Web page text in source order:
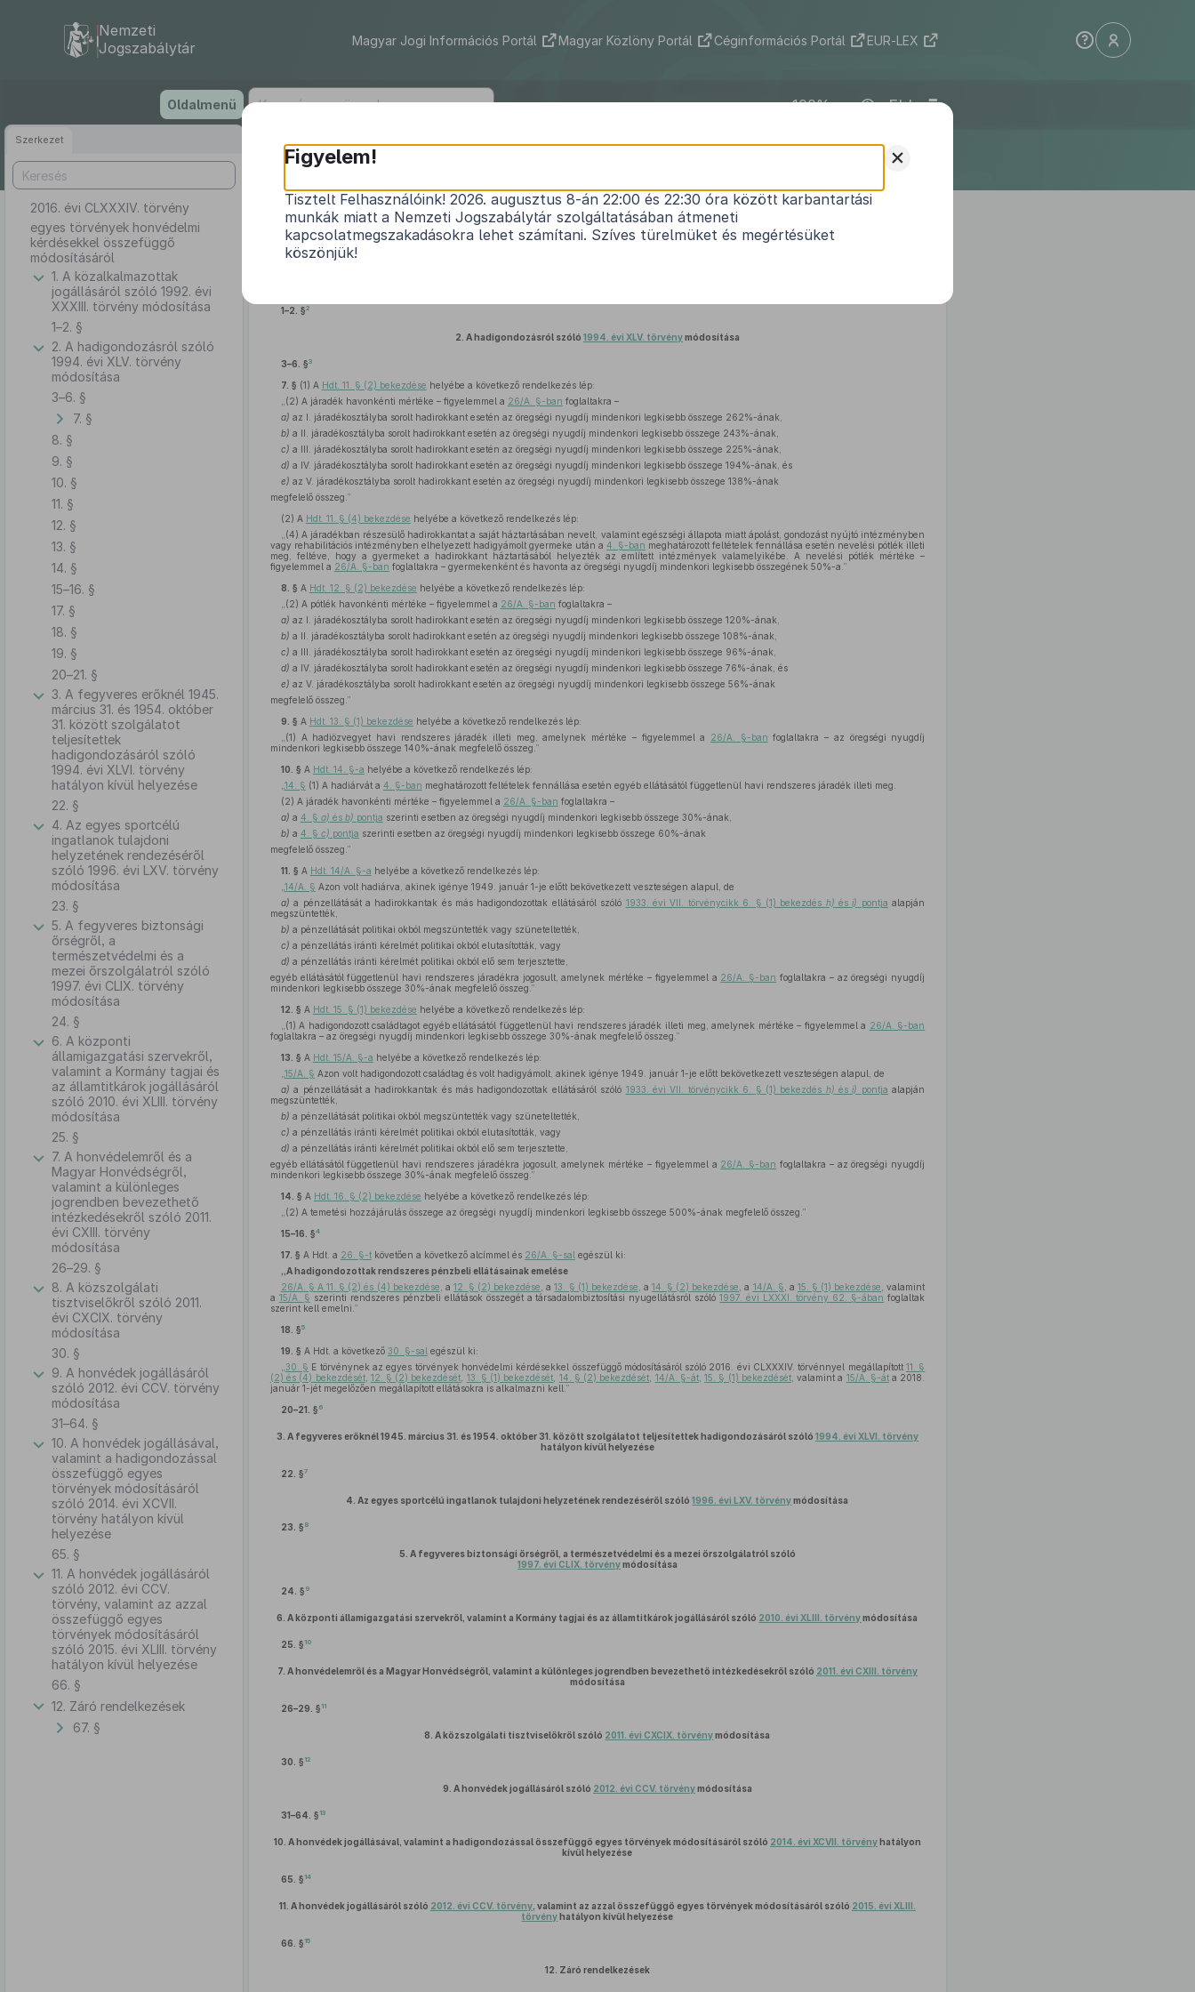
tartalomra
Nemzeti
Jogszabálytár
Magyar Jogi Információs Portál Magyar Közlöny Portál Céginformációs Portál EUR-LEX
Oldalmenü ELI
Szerkezet
2016. évi CLXXXIV. törvény
egyes törvények honvédelmi
kérdésekkel összefüggő
módosításáról
1. A közalkalmazottak
jogállásáról szóló 1992. évi
XXXIII. törvény módosítása
1–2. §
2. A hadigondozásról szóló
1994. évi XLV. törvény
módosítása
3–6. §
7. §
8. §
9. §
10. §
11. §
12. §
13. §
14. §
15–16. §
17. §
18. §
19. §
20–21. §
3. A fegyveres erőknél 1945.
március 31. és 1954. október
31. között szolgálatot
teljesítettek
hadigondozásáról szóló
1994. évi XLVI. törvény
hatályon kívül helyezése
22. §
4. Az egyes sportcélú
ingatlanok tulajdoni
helyzetének rendezéséről
szóló 1996. évi LXV. törvény
módosítása
23. §
5. A fegyveres biztonsági
őrségről, a
természetvédelmi és a
mezei őrszolgálatról szóló
1997. évi CLIX. törvény
módosítása
24. §
6. A központi
államigazgatási szervekről,
valamint a Kormány tagjai és
az államtitkárok jogállásáról
szóló 2010. évi XLIII. törvény
módosítása
25. §
7. A honvédelemről és a
Magyar Honvédségről,
valamint a különleges
jogrendben bevezethető
intézkedésekről szóló 2011.
évi CXIII. törvény
módosítása
26–29. §
8. A közszolgálati
tisztviselőkről szóló 2011.
évi CXCIX. törvény
módosítása
30. §
9. A honvédek jogállásáról
szóló 2012. évi CCV. törvény
módosítása
31–64. §
10. A honvédek jogállásával,
valamint a hadigondozással
összefüggő egyes
törvények módosításáról
szóló 2014. évi XCVII.
törvény hatályon kívül
helyezése
65. §
11. A honvédek jogállásáról
szóló 2012. évi CCV.
törvény, valamint az azzal
összefüggő egyes
törvények módosításáról
szóló 2015. évi XLIII. törvény
hatályon kívül helyezése
66. §
12. Záró rendelkezések
67. §
2016. évi CLXXXIV. törvény
egyes törvények honvédelmi kérdésekkel összefüggő módosításáról1
Hatályos: 2018. 01. 01. – 2018. 01. 01.
1–2. §2
2. A hadigondozásról szóló 1994. évi XLV. törvénymódosítása
3–6. §3
7. § (1) A Hdt. 11. § (2) bekezdése helyébe a következő rendelkezés lép:
„(2) A járadék havonkénti mértéke – figyelemmel a 26/A. §-ban foglaltakra –
a) az I. járadékosztályba sorolt hadirokkant esetén az öregségi nyugdíj mindenkori legkisebb összege 262%-ának,
b) a II. járadékosztályba sorolt hadirokkant esetén az öregségi nyugdíj mindenkori legkisebb összege 243%-ának,
c) a III. járadékosztályba sorolt hadirokkant esetén az öregségi nyugdíj mindenkori legkisebb összege 225%-ának,
d) a IV. járadékosztályba sorolt hadirokkant esetén az öregségi nyugdíj mindenkori legkisebb összege 194%-ának, és
e) az V. járadékosztályba sorolt hadirokkant esetén az öregségi nyugdíj mindenkori legkisebb összege 138%-ának
megfelelő összeg.”
(2) A Hdt. 11. § (4) bekezdése helyébe a következő rendelkezés lép:
„(4) A járadékban részesülő hadirokkantat a saját háztartásában nevelt, valamint egészségi állapota miatt ápolást, gondozást nyújtó intézményben
vagy rehabilitációs intézményben elhelyezett hadigyámolt gyermeke után a 4. §-ban meghatározott feltételek fennállása esetén nevelési pótlék illeti
meg, feltéve, hogy a gyermeket a hadirokkant háztartásából helyezték az említett intézmények valamelyikébe. A nevelési pótlék mértéke –
figyelemmel a 26/A. §-ban foglaltakra – gyermekenként és havonta az öregségi nyugdíj mindenkori legkisebb összegének 50%-a.”
8. § A Hdt. 12. § (2) bekezdése helyébe a következő rendelkezés lép:
„(2) A pótlék havonkénti mértéke – figyelemmel a 26/A. §-ban foglaltakra –
a) az I. járadékosztályba sorolt hadirokkant esetén az öregségi nyugdíj mindenkori legkisebb összege 120%-ának,
b) a II. járadékosztályba sorolt hadirokkant esetén az öregségi nyugdíj mindenkori legkisebb összege 108%-ának,
c) a III. járadékosztályba sorolt hadirokkant esetén az öregségi nyugdíj mindenkori legkisebb összege 96%-ának,
d) a IV. járadékosztályba sorolt hadirokkant esetén az öregségi nyugdíj mindenkori legkisebb összege 76%-ának, és
e) az V. járadékosztályba sorolt hadirokkant esetén az öregségi nyugdíj mindenkori legkisebb összege 56%-ának
megfelelő összeg.”
9. § A Hdt. 13. § (1) bekezdése helyébe a következő rendelkezés lép:
„(1) A hadiözvegyet havi rendszeres járadék illeti meg, amelynek mértéke – figyelemmel a 26/A. §-ban foglaltakra – az öregségi nyugdíj
mindenkori legkisebb összege 140%-ának megfelelő összeg.”
10. § A Hdt. 14. §-a helyébe a következő rendelkezés lép:
14. § (1) A hadiárvát a 4. §-ban meghatározott feltételek fennállása esetén egyéb ellátásától függetlenül havi rendszeres járadék illeti meg.
(2) A járadék havonkénti mértéke – figyelemmel a 26/A. §-ban foglaltakra –
a) a 4. § a) és b) pontja szerinti esetben az öregségi nyugdíj mindenkori legkisebb összege 30%-ának,
b) a 4. § c) pontja szerinti esetben az öregségi nyugdíj mindenkori legkisebb összege 60%-ának
megfelelő összeg.”
11. § A Hdt. 14/A. §-a helyébe a következő rendelkezés lép:
14/A. § Azon volt hadiárva, akinek igénye 1949. január 1-je előtt bekövetkezett veszteségen alapul, de
a) a pénzellátását a hadirokkantak és más hadigondozottak ellátásáról szóló 1933. évi VII. törvénycikk 6. § (1) bekezdés h) ési) pontja alapján
megszüntették,
b) a pénzellátását politikai okból megszüntették vagy szüneteltették,
c) a pénzellátás iránti kérelmét politikai okból elutasították, vagy
d) a pénzellátás iránti kérelmét politikai okból elő sem terjesztette,
egyéb ellátásától függetlenül havi rendszeres járadékra jogosult, amelynek mértéke – figyelemmel a 26/A. §-ban foglaltakra – az öregségi nyugdíj
mindenkori legkisebb összege 30%-ának megfelelő összeg.”
12. § A Hdt. 15. § (1) bekezdése helyébe a következő rendelkezés lép:
„(1) A hadigondozott családtagot egyéb ellátásától függetlenül havi rendszeres járadék illeti meg, amelynek mértéke – figyelemmel a 26/A. §-ban
foglaltakra – az öregségi nyugdíj mindenkori legkisebb összege 30%-ának megfelelő összeg.”
13. § A Hdt. 15/A. §-a helyébe a következő rendelkezés lép:
15/A. § Azon volt hadigondozott családtag és volt hadigyámolt, akinek igénye 1949. január 1-je előtt bekövetkezett veszteségen alapul, de
a) a pénzellátását a hadirokkantak és más hadigondozottak ellátásáról szóló 1933. évi VII. törvénycikk 6. § (1) bekezdés h) ési) pontja alapján
megszüntették,
b) a pénzellátását politikai okból megszüntették vagy szüneteltették,
c) a pénzellátás iránti kérelmét politikai okból elutasították, vagy
d) a pénzellátás iránti kérelmét politikai okból elő sem terjesztette,
egyéb ellátásától függetlenül havi rendszeres járadékra jogosult, amelynek mértéke – figyelemmel a 26/A. §-ban foglaltakra – az öregségi nyugdíj
mindenkori legkisebb összege 30%-ának megfelelő összeg.”
14. § A Hdt. 16. § (2) bekezdése helyébe a következő rendelkezés lép:
„(2) A temetési hozzájárulás összege az öregségi nyugdíj mindenkori legkisebb összege 500%-ának megfelelő összeg.”
15–16. §4
17. § A Hdt. a 26. §-tkövetően a következő alcímmel és 26/A. §-sal egészül ki:
„A hadigondozottak rendszeres pénzbeli ellátásainak emelése
26/A. § A 11. § (2) és (4) bekezdése , a 12. § (2) bekezdése , a13. § (1) bekezdése , a 14. § (2) bekezdése , a 14/A. § , a 15. § (1) bekezdése , valamint
a 15/A. § szerinti rendszeres pénzbeli ellátások összegét a társadalombiztosítási nyugellátásról szóló1997. évi LXXXI. törvény 62. §-ában foglaltak
szerint kell emelni.”
18. §5
19. § A Hdt. a következő 30. §-sal egészül ki:
30. § E törvénynek az egyes törvények honvédelmi kérdésekkel összefüggő módosításáról szóló 2016. évi CLXXXIV. törvénnyel megállapított 11. §
(2) és (4) bekezdését, 12. § (2) bekezdését 13. § (1) bekezdését 14. § (2) bekezdését 14/A. §-át,15. § (1) bekezdését, valamint a 15/A. §-áta 2018.
január 1-jét megelőzően megállapított ellátásokra is alkalmazni kell.”
20–21. § 6
3. A fegyveres erőknél 1945. március 31. és 1954. október 31. között szolgálatot teljesítettek hadigondozásáról szóló 1994. évi XLVI. törvény
hatályon kívül helyezése
22. §7
4. Az egyes sportcélú ingatlanok tulajdoni helyzetének rendezéséről szóló1996. évi LXV. törvénymódosítása
23. § 8
5. A fegyveres biztonsági őrségről, a természetvédelmi és a mezei őrszolgálatról szóló
1997. évi CLIX. törvénymódosítása
24. § 9
6. A központi államigazgatási szervekről, valamint a Kormány tagjai és az államtitkárok jogállásáról szóló 2010. évi XLIII. törvénymódosítása
25. § 10
7. A honvédelemről és a Magyar Honvédségről, valamint a különleges jogrendben bevezethető intézkedésekről szóló 2011. évi CXIII. törvény
módosítása
26–29. § 11
8. A közszolgálati tisztviselőkről szóló 2011. évi CXCIX. törvénymódosítása
30. § 12
9. A honvédek jogállásáról szóló 2012. évi CCV. törvénymódosítása
31–64. § 13
10. A honvédek jogállásával, valamint a hadigondozással összefüggő egyes törvények módosításáról szóló 2014. évi XCVII. törvényhatályon
kívül helyezése
65. § 14
11. A honvédek jogállásáról szóló 2012. évi CCV. törvény, valamint az azzal összefüggő egyes törvények módosításáról szóló 2015. évi XLIII.
törvényhatályon kívül helyezése
66. § 15
12. Záró rendelkezések
+
Figyelem!
Tisztelt Felhasználóink! 2026. augusztus 8-án 22:00 és 22:30 óra között karbantartási
munkák miatt a Nemzeti Jogszabálytár szolgáltatásában átmeneti
kapcsolatmegszakadásokra lehet számítani. Szíves türelmüket és megértésüket
köszönjük!